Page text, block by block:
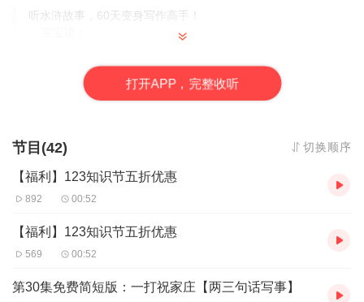
听水浒故事，60天变身写作高手！
图豆都碰到谁了呢？
图豆怎么写的日记呀？
除了听水浒故事，我们还能学写作？
武松打虎和“把”字句有关系？
作文基础差，不知道从何下笔？
过节了，给妈妈送贺卡不知道写什么？
爱水浒的大朋友说：
我们的节目能教人写“段子”吗？
当作家的梦想如何实现？
打开APP，完整收听
节目(42) 切换顺序
【福利】123知识节五折优惠
892 00:52
【福利】123知识节五折优惠
569 00:52
第30集免费简短版：一打祝家庄【两三句话写事】